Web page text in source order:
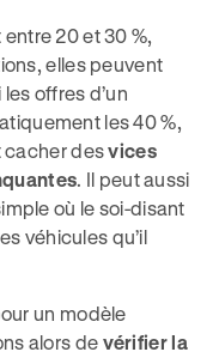
20 et 30 %,
elles peuvent
offres d’un
les 40 %,
cacher desvices
. Il peut aussi
où le soi-disant
véhicules qu’il
un modèle
alors de vérifier la